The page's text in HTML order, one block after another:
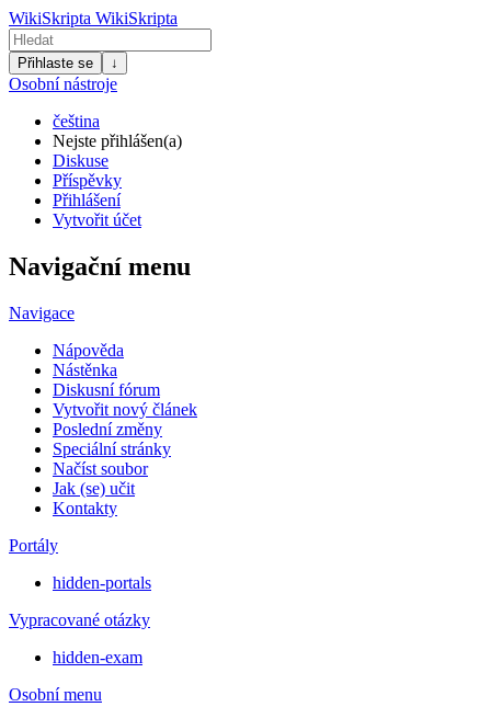
WikiSkripta WikiSkripta
Přihlaste se ↓
Osobní nástroje
čeština
Nejste přihlášen(a)
Diskuse
Příspěvky
Přihlášení
Vytvořit účet
Navigační menu
Navigace
Nápověda
Nástěnka
Diskusní fórum
Vytvořit nový článek
Poslední změny
Speciální stránky
Načíst soubor
Jak (se) učit
Kontakty
Portály
hidden-portals
Vypracované otázky
hidden-exam
Osobní menu